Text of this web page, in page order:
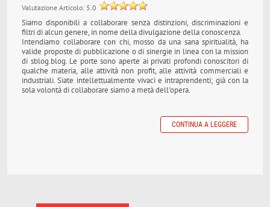
Valutazione Articolo: 5.0
Siamo disponibili a collaborare senza distinzioni, discriminazioni e
filtri di alcun genere, in nome della divulgazione della conoscenza.
Intendiamo collaborare con chi, mosso da una sana spiritualità, ha
valide proposte di pubblicazione o di sinergie in linea con la mission
di sblog.blog. Le porte sono aperte ai privati profondi conoscitori di
qualche materia, alle attività non profit, alle attività commerciali e
industriali. Siate intellettualmente vivaci e intraprendenti; già con la
sola volontà di collaborare siamo a metà dell'opera.
CONTINUA A LEGGERE